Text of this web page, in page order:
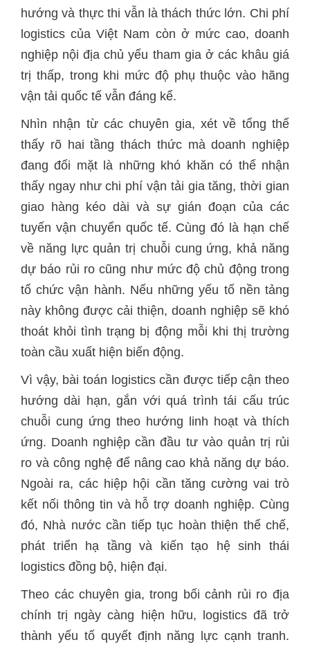
hướng và thực thi vẫn là thách thức lớn. Chi phí
logistics của Việt Nam còn ở mức cao, doanh
nghiệp nội địa chủ yếu tham gia ở các khâu giá
trị thấp, trong khi mức độ phụ thuộc vào hãng
vận tải quốc tế vẫn đáng kể.
Nhìn nhận từ các chuyên gia, xét về tổng thể
thấy rõ hai tầng thách thức mà doanh nghiệp
đang đối mặt là những khó khăn có thể nhận
thấy ngay như chi phí vận tải gia tăng, thời gian
giao hàng kéo dài và sự gián đoạn của các
tuyến vận chuyển quốc tế. Cùng đó là hạn chế
về năng lực quản trị chuỗi cung ứng, khả năng
dự báo rủi ro cũng như mức độ chủ động trong
tổ chức vận hành. Nếu những yếu tố nền tảng
này không được cải thiện, doanh nghiệp sẽ khó
thoát khỏi tình trạng bị động mỗi khi thị trường
toàn cầu xuất hiện biến động.
Vì vậy, bài toán logistics cần được tiếp cận theo
hướng dài hạn, gắn với quá trình tái cấu trúc
chuỗi cung ứng theo hướng linh hoạt và thích
ứng. Doanh nghiệp cần đầu tư vào quản trị rủi
ro và công nghệ để nâng cao khả năng dự báo.
Ngoài ra, các hiệp hội cần tăng cường vai trò
kết nối thông tin và hỗ trợ doanh nghiệp. Cùng
đó, Nhà nước cần tiếp tục hoàn thiện thể chế,
phát triển hạ tầng và kiến tạo hệ sinh thái
logistics đồng bộ, hiện đại.
Theo các chuyên gia, trong bối cảnh rủi ro địa
chính trị ngày càng hiện hữu, logistics đã trở
thành yếu tố quyết định năng lực cạnh tranh.